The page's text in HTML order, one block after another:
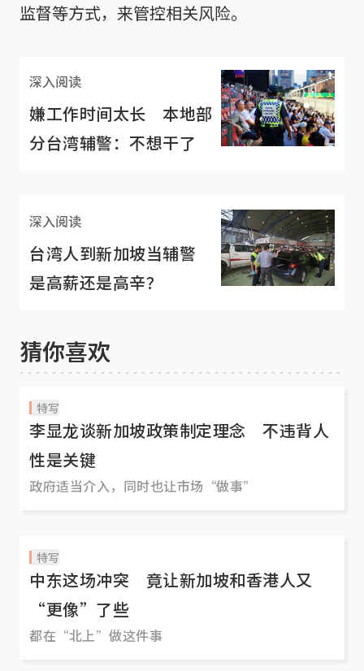
监督等方式，来管控相关风险。
深入阅读
嫌工作时间太长 本地部
分台湾辅警：不想干了
深入阅读
台湾人到新加坡当辅警
是高薪还是高辛？
猜你喜欢
特写
李显龙谈新加坡政策制定理念 不违背人
性是关键
政府适当介入，同时也让市场“做事”
特写
中东这场冲突 竟让新加坡和香港人又
“更像”了些
都在“北上”做这件事